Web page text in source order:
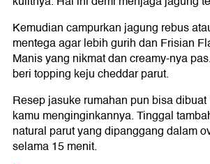
Kemudian campurkan jagung rebus
mentega agar lebih gurih dan Frisian
Manis yang nikmat dan creamy-nya
beri topping keju cheddar parut.
Resep jasuke rumahan pun bisa
kamu menginginkannya. Tinggal
natural parut yang dipanggang dalam
selama 15 menit.